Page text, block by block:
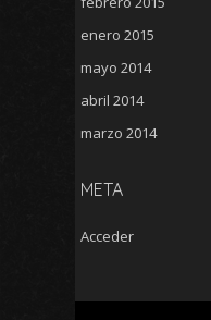
enero 2015
mayo 2014
abril 2014
marzo 2014
META
Acceder